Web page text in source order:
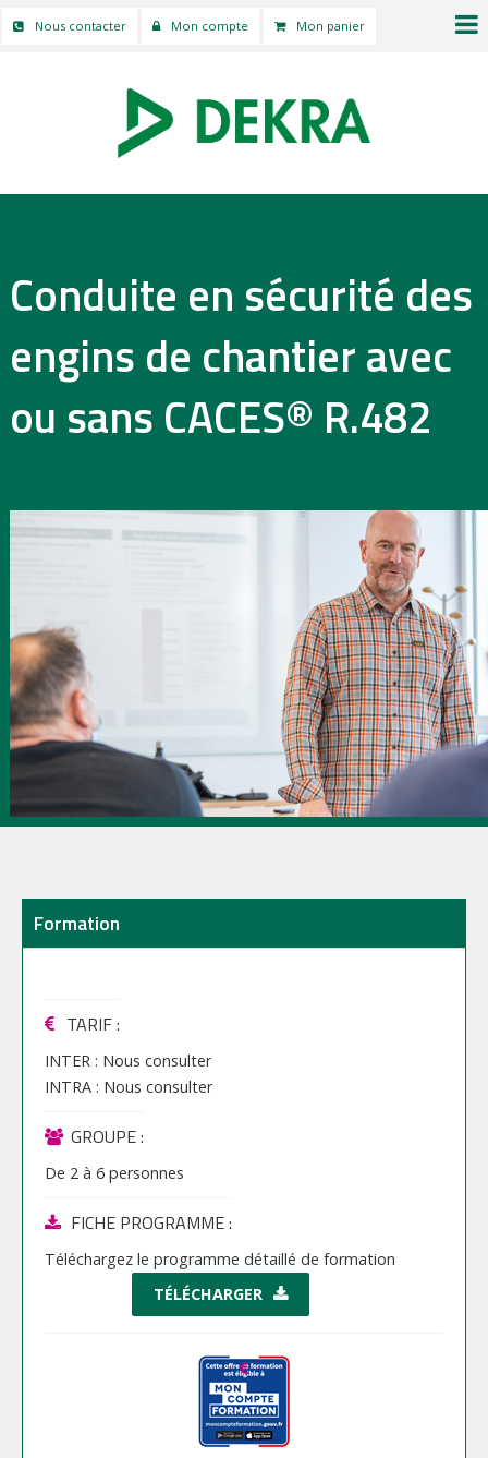
Nous contacter Mon compte Mon panier
Conduite en sécurité des
engins de chantier avec
ou sans CACES® R.482
Formation
TARIF:
INTER : Nous consulter
INTRA : Nous consulter
GROUPE :
De 2 à 6 personnes
FICHE PROGRAMME :
Téléchargez le programme détaillé de formation
TÉLÉCHARGER